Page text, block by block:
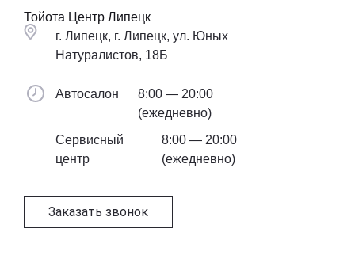
Тойота Центр Липецк
г. Липецк, г. Липецк, ул. Юных
Натуралистов, 18Б
Автосалон
8:00 — 20:00
(ежедневно)
Сервисный
центр
8:00 — 20:00
(ежедневно)
Заказать звонок